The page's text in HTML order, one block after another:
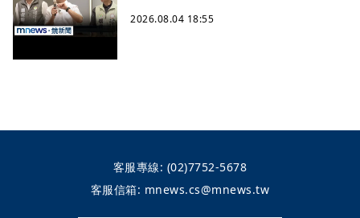
2026.08.04 18:55
客服專線: (02)7752-5678
客服信箱: mnews.cs@mnews.tw